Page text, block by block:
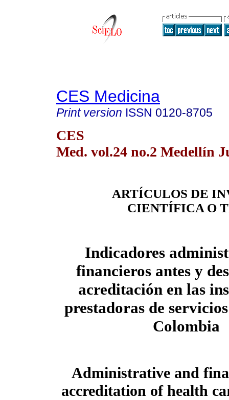
CES Medicina
Print version ISSN 0120-8705
CES
Med. vol.24 no.2 Medellín
ARTÍCULOS DE
CIENTÍFICA O
Indicadores
financieros antes y
acreditación en las
prestadoras de
Colombia
Administrative and
accreditation of health